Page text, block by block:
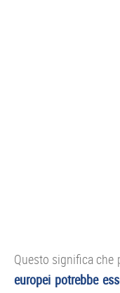
Questo significa che
europei potrebbe